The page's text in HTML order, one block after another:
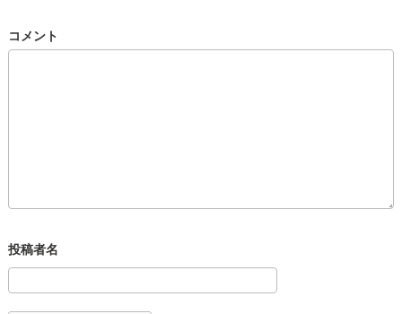
コメント